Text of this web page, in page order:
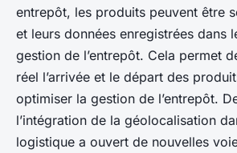
entrepôt, les produits peuvent être
et leurs données enregistrées dans
gestion de l’entrepôt. Cela permet
réel l’arrivée et le départ des
optimiser la gestion de l’entrepôt.
l’intégration de la géolocalisation
logistique a ouvert de nouvelles